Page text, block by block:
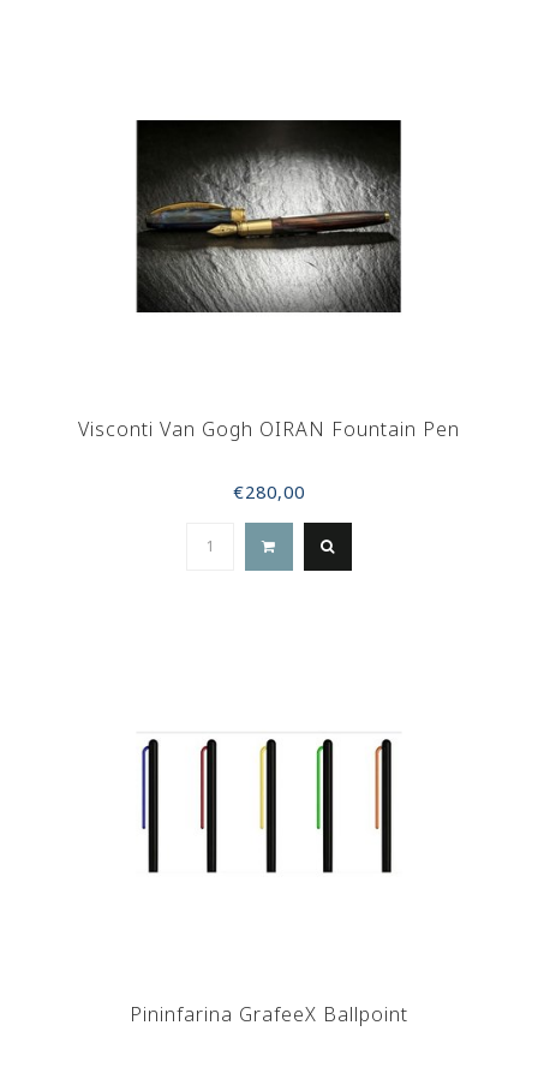
Visconti Van Gogh OIRAN Fountain Pen
€280,00
Pininfarina GrafeeX Ballpoint